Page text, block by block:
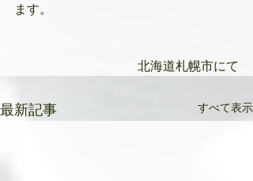
ます。
北海道札幌市にて
最新記事 すべて表示